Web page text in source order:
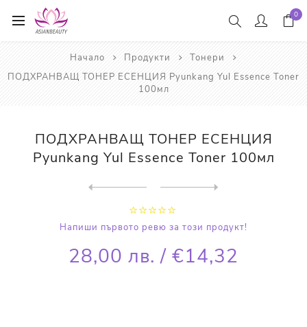
0
Начало Продукти
Тонери
ПОДХРАНВАЩ ТОНЕР ЕСЕНЦИЯ Pyunkang Yul Essence Toner
100мл
ПОДХРАНВАЩ ТОНЕР ЕСЕНЦИЯ
Pyunkang Yul Essence Toner 100мл
Напиши първото ревю за този продукт!
28,00 лв. / €14,32